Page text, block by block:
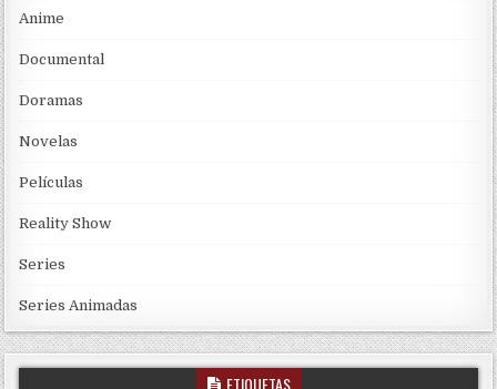
Anime
Documental
Doramas
Novelas
Películas
Reality Show
Series
Series Animadas
ETIQUETAS